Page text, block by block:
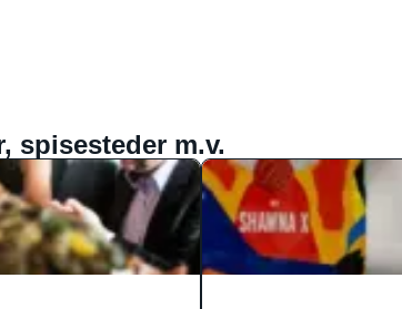
spisesteder m.v.